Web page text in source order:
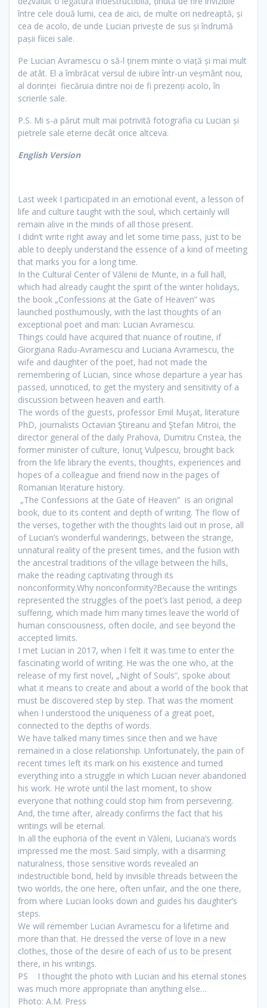
între cele două lumi, cea de aici, de multe ori nedreaptă, şi
cea de acolo, de unde Lucian priveşte de sus şi îndrumă
paşii fiicei sale.
Pe Lucian Avramescu o să-l ţinem minte o viaţă şi mai mult
de atât. El a îmbrăcat versul de iubire într-un veşmânt nou,
al dorinţei fiecăruia dintre noi de fi prezenţi acolo, în
scrierile sale.
P.S. Mi s-a părut mult mai potrivită fotografia cu Lucian şi
pietrele sale eterne decât orice altceva.
English Version
Last week I participated in an emotional event, a lesson of
life and culture taught with the soul, which certainly will
remain alive in the minds of all those present.
I didn’t write right away and let some time pass, just to be
able to deeply understand the essence of a kind of meeting
that marks you for a long time.
In the Cultural Center of Vălenii de Munte, in a full hall,
which had already caught the spirit of the winter holidays,
the book „Confessions at the Gate of Heaven” was
launched posthumously, with the last thoughts of an
exceptional poet and man: Lucian Avramescu.
Things could have acquired that nuance of routine, if
Giorgiana Radu-Avramescu and Luciana Avramescu, the
wife and daughter of the poet, had not made the
remembering of Lucian, since whose departure a year has
passed, unnoticed, to get the mystery and sensitivity of a
discussion between heaven and earth.
The words of the guests, professor Emil Muşat, literature
PhD, journalists Octavian Ştireanu and Ştefan Mitroi, the
director general of the daily Prahova, Dumitru Cristea, the
former minister of culture, Ionuţ Vulpescu, brought back
from the life library the events, thoughts, experiences and
hopes of a colleague and friend now in the pages of
Romanian literature history.
„The Confessions at the Gate of Heaven” is an original
book, due to its content and depth of writing. The flow of
the verses, together with the thoughts laid out in prose, all
of Lucian’s wonderful wanderings, between the strange,
unnatural reality of the present times, and the fusion with
the ancestral traditions of the village between the hills,
make the reading captivating through its
nonconformity.Why nonconformity?Because the writings
represented the struggles of the poet’s last period, a deep
suffering, which made him many times leave the world of
human consciousness, often docile, and see beyond the
accepted limits.
I met Lucian in 2017, when I felt it was time to enter the
fascinating world of writing. He was the one who, at the
release of my first novel, „Night of Souls”, spoke about
what it means to create and about a world of the book that
must be discovered step by step. That was the moment
when I understood the uniqueness of a great poet,
connected to the depths of words.
We have talked many times since then and we have
remained in a close relationship. Unfortunately, the pain of
recent times left its mark on his existence and turned
everything into a struggle in which Lucian never abandoned
his work. He wrote until the last moment, to show
everyone that nothing could stop him from persevering.
And, the time after, already confirms the fact that his
writings will be eternal.
In all the euphoria of the event in Văleni, Luciana’s words
impressed me the most. Said simply, with a disarming
naturalness, those sensitive words revealed an
indestructible bond, held by invisible threads between the
two worlds, the one here, often unfair, and the one there,
from where Lucian looks down and guides his daughter’s
steps.
We will remember Lucian Avramescu for a lifetime and
more than that. He dressed the verse of love in a new
clothes, those of the desire of each of us to be present
there, in his writings.
PS I thought the photo with Lucian and his eternal stones
was much more appropriate than anything else…
Photo: A.M. Press